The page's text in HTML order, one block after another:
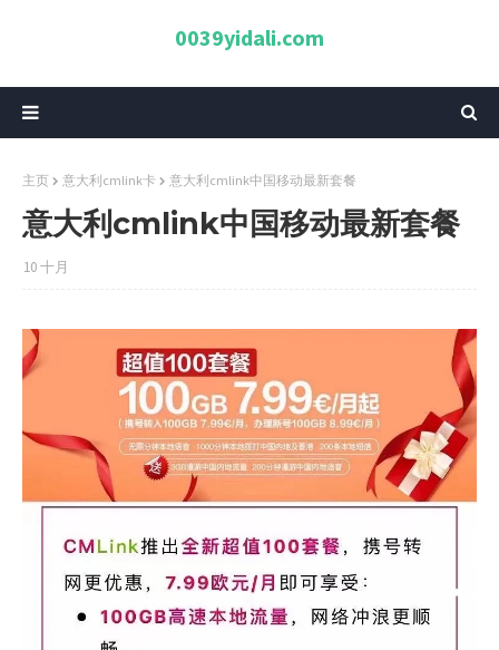
0039yidali.com
主页 意大利cmlink卡 意大利cmlink中国移动最新套餐
意大利cmlink中国移动最新套餐
10 十月